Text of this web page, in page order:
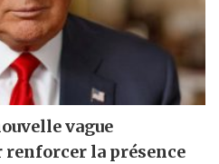
vague
renforcer la présence